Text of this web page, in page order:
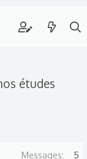
études
Messages
5